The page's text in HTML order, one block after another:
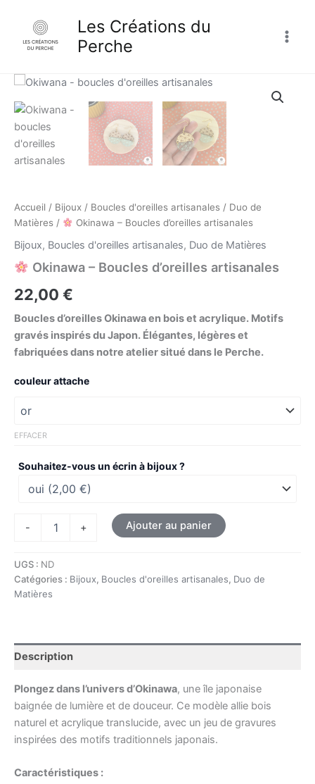
contenu
Les Créations du
Perche
Accueil / Bijoux / Boucles d'oreilles artisanales / Duo de
Matières / Okinawa – Boucles d’oreilles artisanales
Bijoux, Boucles d'oreilles artisanales, Duo de Matières
Okinawa – Boucles d’oreilles artisanales
22,00 €
Boucles d’oreilles Okinawa en bois et acrylique. Motifs
gravés inspirés du Japon. Élégantes, légères et
fabriquées dans notre atelier situé dans le Perche.
couleur attache
EFFACER
Souhaitez-vous un écrin à bijoux ?
-
quantité
Okinawa
Boucles
d'oreilles
+ Ajouter au panier
UGS : ND
Catégories : Bijoux, Boucles d'oreilles artisanales, Duo de
Matières
Description
Plongez dans l’univers d’Okinawa, une île japonaise
baignée de lumière et de douceur. Ce modèle allie bois
naturel et acrylique translucide, avec un jeu de gravures
inspirées des motifs traditionnels japonais.
Caractéristiques :